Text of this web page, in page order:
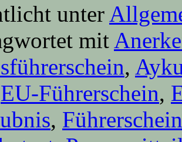
unter
mit
,
EU-Führerschein,
, Führerschein